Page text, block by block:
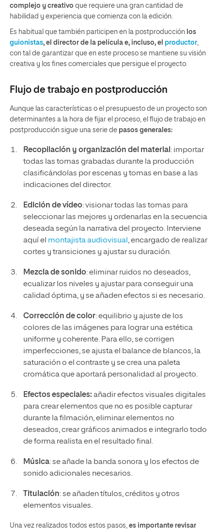
complejo y creativo que requiere una gran cantidad de
habilidad y experiencia que comienza con la edición.
Es habitual que también participen en la postproducción los
guionistas, el director de la película e, incluso, el productor
con tal de garantizar que en este proceso se mantiene su visión
creativa y los fines comerciales que persigue el proyecto.
Flujo de trabajo en postproducción
Aunque las características o el presupuesto de un proyecto son
determinantes a la hora de fijar el proceso, el flujo de trabajo en
postproducción sigue una serie de pasos generales:
Recopilación y organización del material : importar
todas las tomas grabadas durante la producción
clasificándolas por escenas y tomas en base a las
indicaciones del director.
Edición de vídeo: visionar todas las tomas para
seleccionar las mejores y ordenarlas en la secuencia
deseada según la narrativa del proyecto. Interviene
aquí el montajista audiovisual , encargado de realizar
cortes y transiciones y ajustar su duración.
Mezcla de sonido: eliminar ruidos no deseados,
ecualizar los niveles y ajustar para conseguir una
calidad óptima, y se añaden efectos si es necesario.
Corrección de color: equilibrio y ajuste de los
colores de las imágenes para lograr una estética
uniforme y coherente. Para ello, se corrigen
imperfecciones, se ajusta el balance de blancos, la
saturación o el contraste y se crea una paleta
cromática que aportará personalidad al proyecto.
Efectos especiales: añadir efectos visuales digitales
para crear elementos que no es posible capturar
durante la filmación, eliminar elementos no
deseados, crear gráficos animados e integrarlo todo
de forma realista en el resultado final.
Música: se añade la banda sonora y los efectos de
sonido adicionales necesarios.
Titulación: se añaden títulos, créditos y otros
elementos visuales.
Una vez realizados todos estos pasos, es importante revisar